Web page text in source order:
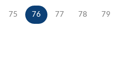
75 76 77 78 79